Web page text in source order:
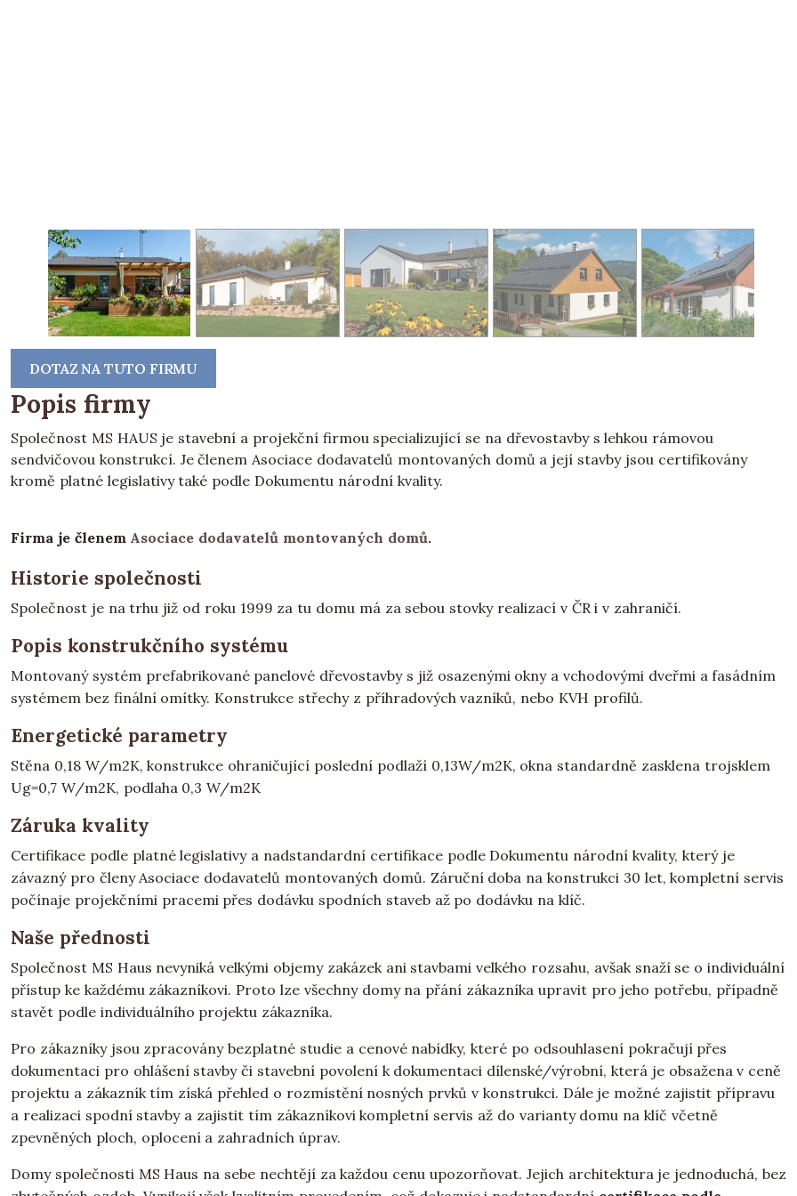
DOTAZ NA TUTO FIRMU
Popis firmy
Společnost MS HAUS je stavební a projekční firmou specializující se na dřevostavby s lehkou rámovou
sendvičovou konstrukcí. Je členem Asociace dodavatelů montovaných domů a její stavby jsou certifikovány
kromě platné legislativy také podle Dokumentu národní kvality.
Firma je členem Asociace dodavatelů montovaných domů.
Historie společnosti
Společnost je na trhu již od roku 1999 za tu domu má za sebou stovky realizací v ČR i v zahraničí.
Popis konstrukčního systému
Montovaný systém prefabrikované panelové dřevostavby s již osazenými okny a vchodovými dveřmi a fasádním
systémem bez finální omítky. Konstrukce střechy z příhradových vazníků, nebo KVH profilů.
Energetické parametry
Stěna 0,18 W/m2K, konstrukce ohraničující poslední podlaží 0,13W/m2K, okna standardně zasklena trojsklem
Ug=0,7 W/m2K, podlaha 0,3 W/m2K
Záruka kvality
Certifikace podle platné legislativy a nadstandardní certifikace podle Dokumentu národní kvality, který je
závazný pro členy Asociace dodavatelů montovaných domů. Záruční doba na konstrukci 30 let, kompletní servis
počínaje projekčními pracemi přes dodávku spodních staveb až po dodávku na klíč.
Naše přednosti
Společnost MS Haus nevyniká velkými objemy zakázek ani stavbami velkého rozsahu, avšak snaží se o individuální
přístup ke každému zákazníkovi. Proto lze všechny domy na přání zákazníka upravit pro jeho potřebu, případně
stavět podle individuálního projektu zákazníka.
Pro zákazníky jsou zpracovány bezplatné studie a cenové nabídky, které po odsouhlasení pokračují přes
dokumentaci pro ohlášení stavby či stavební povolení k dokumentaci dílenské/výrobní, která je obsažena v ceně
projektu a zákazník tím získá přehled o rozmístění nosných prvků v konstrukci. Dále je možné zajistit přípravu
a realizaci spodní stavby a zajistit tím zákazníkovi kompletní servis až do varianty domu na klíč včetně
zpevněných ploch, oplocení a zahradních úprav.
Domy společnosti MS Haus na sebe nechtějí za každou cenu upozorňovat. Jejich architektura je jednoduchá, bez